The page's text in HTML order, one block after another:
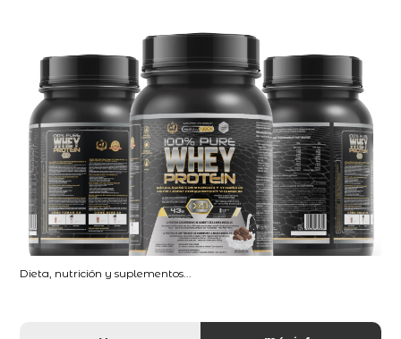
Dieta, nutrición y suplementos...